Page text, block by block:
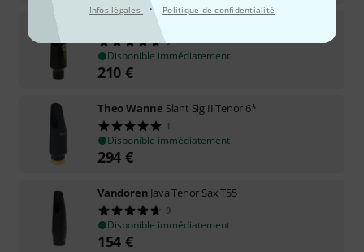
Infos légales · Politique de confidentialité
Tenor JET 7*
9
Disponible immédiatement
210 €
Theo Wanne Slant Sig II Tenor 6*
1
Disponible immédiatement
294 €
Vandoren Java Tenor Sax T55
9
Disponible immédiatement
154 €